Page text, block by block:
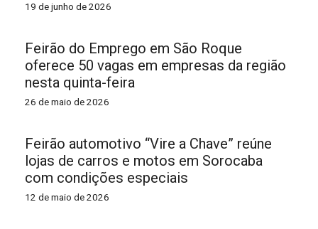
19 de junho de 2026
Feirão do Emprego em São Roque
oferece 50 vagas em empresas da região
nesta quinta-feira
26 de maio de 2026
Feirão automotivo “Vire a Chave” reúne
lojas de carros e motos em Sorocaba
com condições especiais
12 de maio de 2026